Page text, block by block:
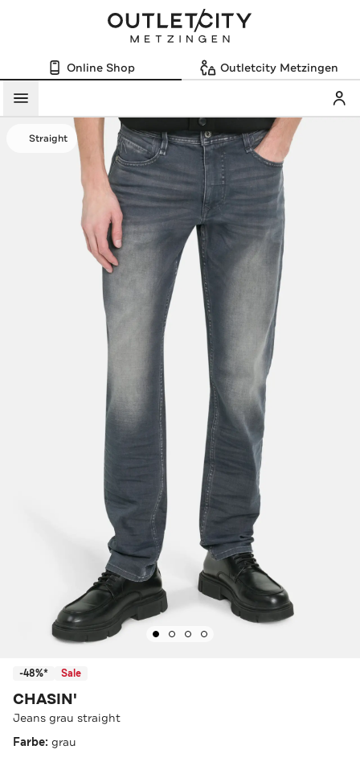
Online Shop Outletcity Metzingen
Menü
Straight
-48%* Sale
CHASIN'
Jeans grau straight
Farbe: grau